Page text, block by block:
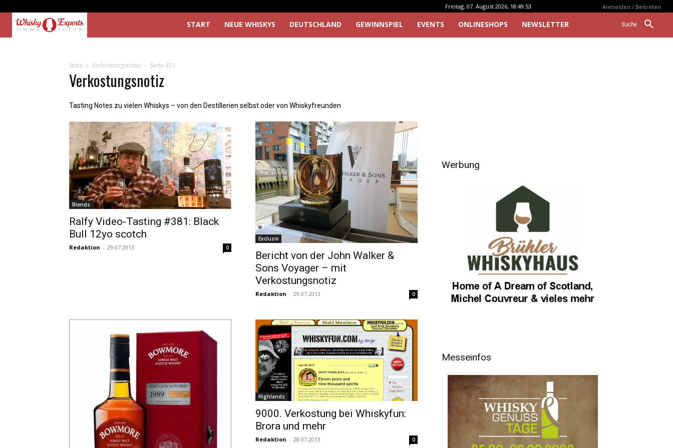
Freitag, 07. August 2026, 18:49:53 Anmelden / Beitreten
Suche
START NEUE WHISKYS DEUTSCHLAND GEWINNSPIEL EVENTS ONLINESHOPS NEWSLETTER
Start Verkostungsnotiz Seite 471
Verkostungsnotiz
Tasting Notes zu vielen Whiskys – von den Destillerien selbst oder von Whiskyfreunden
Blends
Ralfy Video-Tasting #381: Black
Bull 12yo scotch
Redaktion - 29.07.2013 0
Exclusiv
Bericht von der John Walker &
Sons Voyager – mit
Verkostungsnotiz
Redaktion - 29.07.2013 0
Highlands
9000. Verkostung bei Whiskyfun:
Brora und mehr
Redaktion - 28.07.2013 0
Werbung
Messeinfos